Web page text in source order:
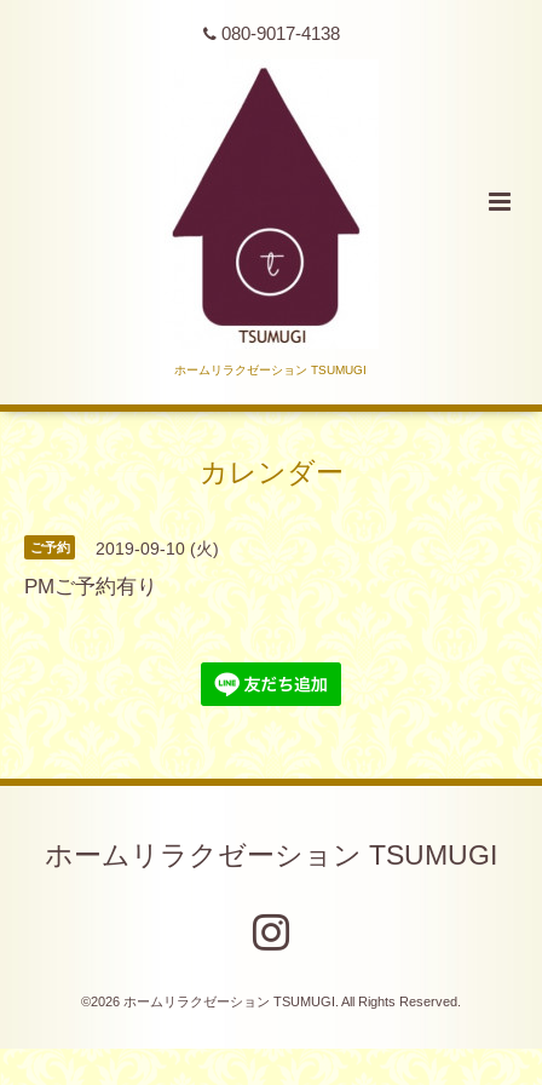
080-9017-4138
ホームリラクゼーション TSUMUGI
カレンダー
ご予約 2019-09-10 (火)
PMご予約有り
ホームリラクゼーション TSUMUGI
©2026 ホームリラクゼーション TSUMUGI . All Rights Reserved.